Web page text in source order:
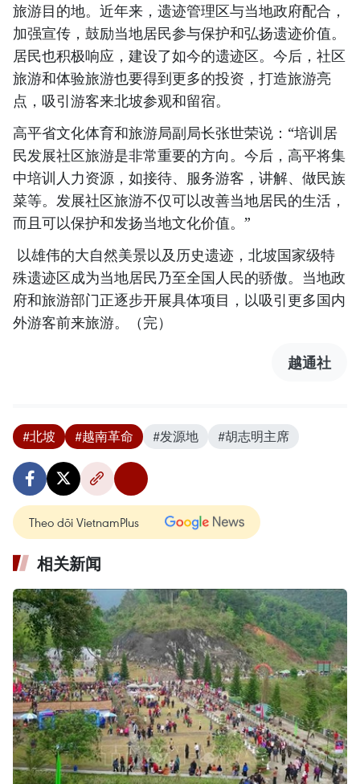
旅游目的地。近年来，遗迹管理区与当地政府配合，
加强宣传，鼓励当地居民参与保护和弘扬遗迹价值。
居民也积极响应，建设了如今的遗迹区。今后，社区
旅游和体验旅游也要得到更多的投资，打造旅游亮
点，吸引游客来北坡参观和留宿。
高平省文化体育和旅游局副局长张世荣说：“培训居
民发展社区旅游是非常重要的方向。今后，高平将集
中培训人力资源，如接待、服务游客，讲解、做民族
菜等。发展社区旅游不仅可以改善当地居民的生活，
而且可以保护和发扬当地文化价值。”
以雄伟的大自然美景以及历史遗迹，北坡国家级特
殊遗迹区成为当地居民乃至全国人民的骄傲。当地政
府和旅游部门正逐步开展具体项目，以吸引更多国内
外游客前来旅游。（完）
越通社
#北坡 #越南革命 #发源地 #胡志明主席
Theo dõi VietnamPlus
相关新闻